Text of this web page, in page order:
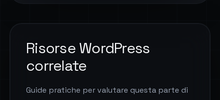
Risorse WordPress
correlate
Guide pratiche per valutare questa parte di